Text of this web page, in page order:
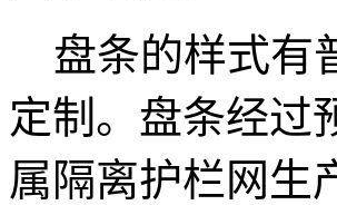
盘条的样式有
定制。盘条经过
属隔离护栏网生